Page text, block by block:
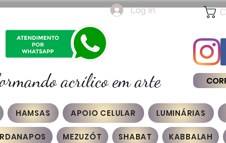
Log In
acrílico em arte
HAMSAS APOIO CELULAR LUMINÁRIAS
MEZUZÓT SHABAT KABBALAH